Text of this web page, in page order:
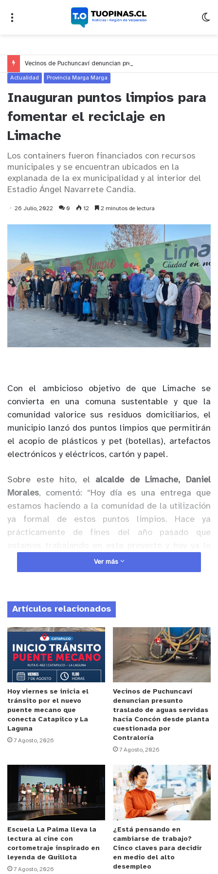
Actualidad Provincia Marga Marga
Inauguran puntos limpios para
fomentar el reciclaje en
Limache
Los containers fueron financiados con recursos
municipales y se encuentran ubicados en la
explanada de la ex municipalidad y al interior del
Estadio Ángel Navarrete Candia.
26 Julio, 2022 0 12 2 minutos de lectura
Con el ambicioso objetivo de que Limache se
convierta en una comuna sustentable y que la
comunidad valorice sus residuos domiciliarios, el
municipio lanzó dos puntos limpios que permitirán
el acopio de plásticos y pet (botellas), artefactos
electrónicos y eléctricos, cartón y papel.
Sobre este hito, el alcalde de Limache, Daniel
Morales, comentó: “Hoy día es una entrega que
estamos haciendo a la comunidad de la utilización
ya formal de estos puntos limpios. Hace ya
prácticamente de fines del año pasado que
podemos implementar. Lo que queremos es que la
comunidad se comprometa a desarrollar un trabajo
denominamos basura en nuestra casa y que puede
tener un segundo uso”.
Anuncio Patrocinado
La iniciativa surgió para dar respuesta a la
petición de la comunidad educativa, vecinos y
vecinas y asociaciones civiles, quienes, en
reiteradas conversaciones con el alcalde, daban
cuenta sobre la necesidad de contar con estos
espacios de reciclaje.
Consejo Consultivo de Niñas, Niños, Adolescentes
y Jóvenes de Limache,señaló: “Me parece
estupendo porque es un incentivo para la comuna
el tener a disposición el material para que
podamos reciclar, ya que, a pesar del tiempo, se ha
estado creando mucha más conciencia. En los
jóvenes la conciencia de la crisis y el cambio
climáticos se está considerando y hay que hacer
Ver más
Artículos relacionados
Hoy viernes se inicia el
tránsito por el nuevo
puente mecano que
conecta Catapilco y La
Laguna
7 Agosto, 2026
Vecinos de Puchuncaví
denuncian presunto
traslado de aguas servidas
hacia Concón desde planta
cuestionada por
Contraloría
7 Agosto, 2026
Escuela La Palma lleva la
lectura al cine con
cortometraje inspirado en
leyenda de Quillota
7 Agosto, 2026
¿Está pensando en
cambiarse de trabajo?
Cinco claves para decidir
en medio del alto
desempleo